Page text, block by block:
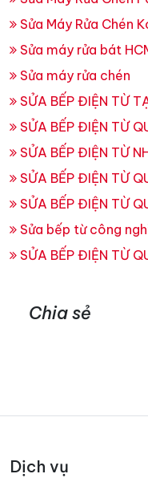
Sửa Máy Rửa Chén
Sửa máy rửa bát
Sửa máy rửa chén
SỬA BẾP ĐIỆN TỪ
SỬA BẾP ĐIỆN TỪ
SỬA BẾP ĐIỆN TỪ
SỬA BẾP ĐIỆN TỪ
SỬA BẾP ĐIỆN TỪ
Sửa bếp từ công
SỬA BẾP ĐIỆN TỪ
Chia sẻ
Dịch vụ